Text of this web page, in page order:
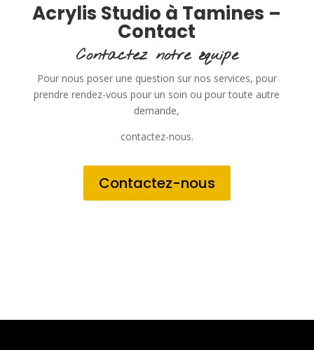
Acrylis Studio à Tamines –
Contact
Contactez notre équipe
Pour nous poser une question sur nos services, pour
prendre rendez-vous pour un soin ou pour toute autre
demande,
contactez-nous.
Contactez-nous